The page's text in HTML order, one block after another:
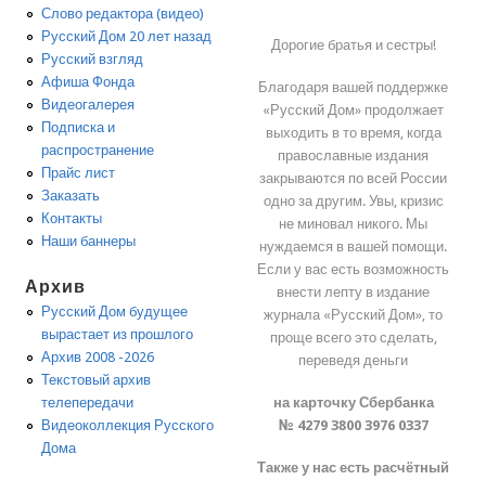
Слово редактора (видео)
Русский Дом 20 лет назад
Русский взгляд
Афиша Фонда
Видеогалерея
Подписка и
распространение
Прайс лист
Заказать
Контакты
Наши баннеры
Архив
Русский Дом будущее
вырастает из прошлого
Архив 2008 -2026
Текстовый архив
телепередачи
Видеоколлекция Русского
Дома
Дорогие братья и сестры!
Благодаря вашей поддержке
«Русский Дом» продолжает
выходить в то время, когда
православные издания
закрываются по всей России
одно за другим. Увы, кризис
не миновал никого. Мы
нуждаемся в вашей помощи.
Если у вас есть возможность
внести лепту в издание
журнала «Русский Дом», то
проще всего это сделать,
переведя деньги
на карточку Сбербанка
№ 4279 3800 3976 0337
Также у нас есть расчётный